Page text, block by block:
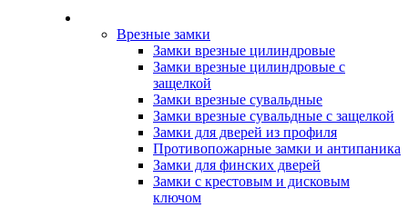
Врезные замки
Замки врезные цилиндровые
Замки врезные цилиндровые с
защелкой
Замки врезные сувальдные
Замки врезные сувальдные с защелкой
Замки для дверей из профиля
Противопожарные замки и антипаника
Замки для финских дверей
Замки с крестовым и дисковым
ключом